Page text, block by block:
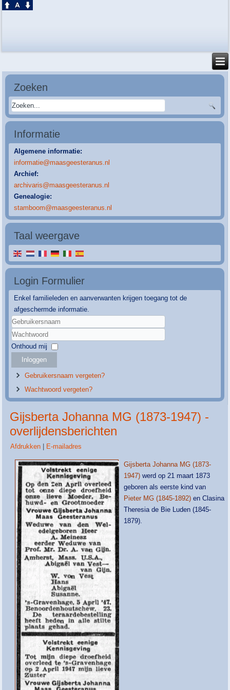
Zoeken
Informatie
Algemene informatie:
informatie@maasgeesteranus.nl
Archief:
archivaris@maasgeesteranus.nl
Genealogie:
stamboom@maasgeesteranus.nl
Taal weergave
Login Formulier
Enkel familieleden en aanverwanten krijgen toegang tot de
afgeschermde informatie.
Gebruikersnaam
Wachtwoord
Onthoud mij
Inloggen
Gebruikersnaam vergeten?
Wachtwoord vergeten?
Gijsberta Johanna MG (1873-1947) -
overlijdensberichten
Afdrukken E-mailadres
Gijsberta Johanna MG (1873-
1947) werd op 21 maart 1873
geboren als eerste kind van
Pieter MG (1845-1892) en Clasina
Theresia de Bie Luden (1845-
1879).